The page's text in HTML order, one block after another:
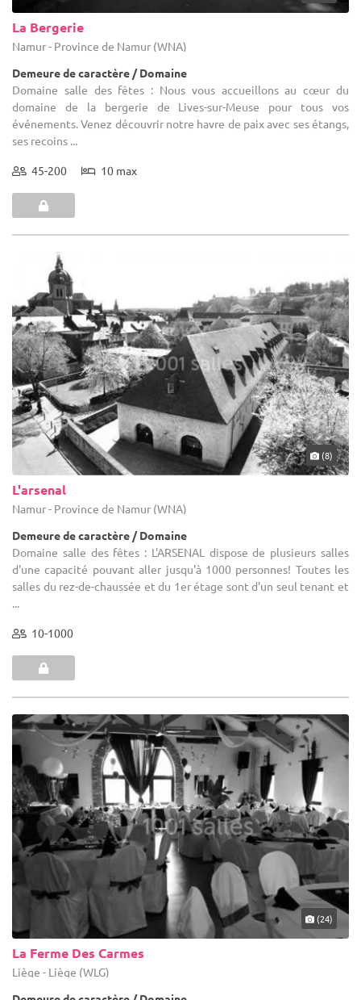
La Bergerie
Namur - Province de Namur (WNA)
Demeure de caractère / Domaine
Domaine salle des fêtes : Nous vous accueillons au cœur du
domaine de la bergerie de Lives-sur-Meuse pour tous vos
événements. Venez découvrir notre havre de paix avec ses étangs,
ses recoins ...
45-200 10 max
(8)
L'arsenal
Namur - Province de Namur (WNA)
Demeure de caractère / Domaine
Domaine salle des fêtes : L'ARSENAL dispose de plusieurs salles
d'une capacité pouvant aller jusqu'à 1000 personnes! Toutes les
salles du rez-de-chaussée et du 1er étage sont d'un seul tenant et
...
10-1000
(24)
La Ferme Des Carmes
Liège - Liège (WLG)